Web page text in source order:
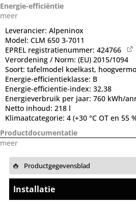
Energie-efficiëntie
meer
Leverancier: Alpeninox
Model: CLM 650 3-7011
EPREL registratienummer: 424766
Verordening / Norm: (EU) 2015/1094
Soort: tafelmodel koelkast,
Energie-efficientieklasse: B
Energie-efficientie-index: 32,38
Energieverbruik per jaar: 760 kWh/
Netto inhoud: 218 l
Klimaatcategorie: 4 (+30 °C OT en 55
Productdocumentatie
meer
Productgegevensblad
Installatie